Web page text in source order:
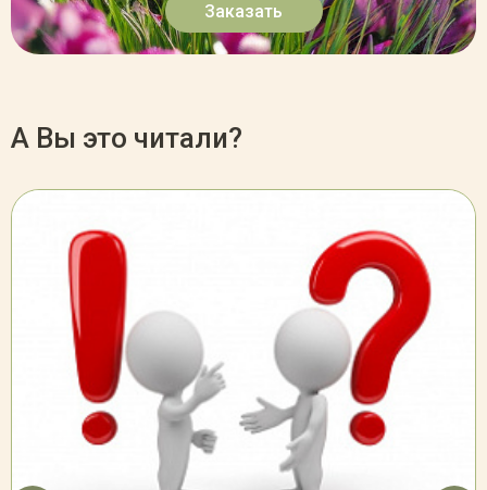
Заказать
А Вы это читали?